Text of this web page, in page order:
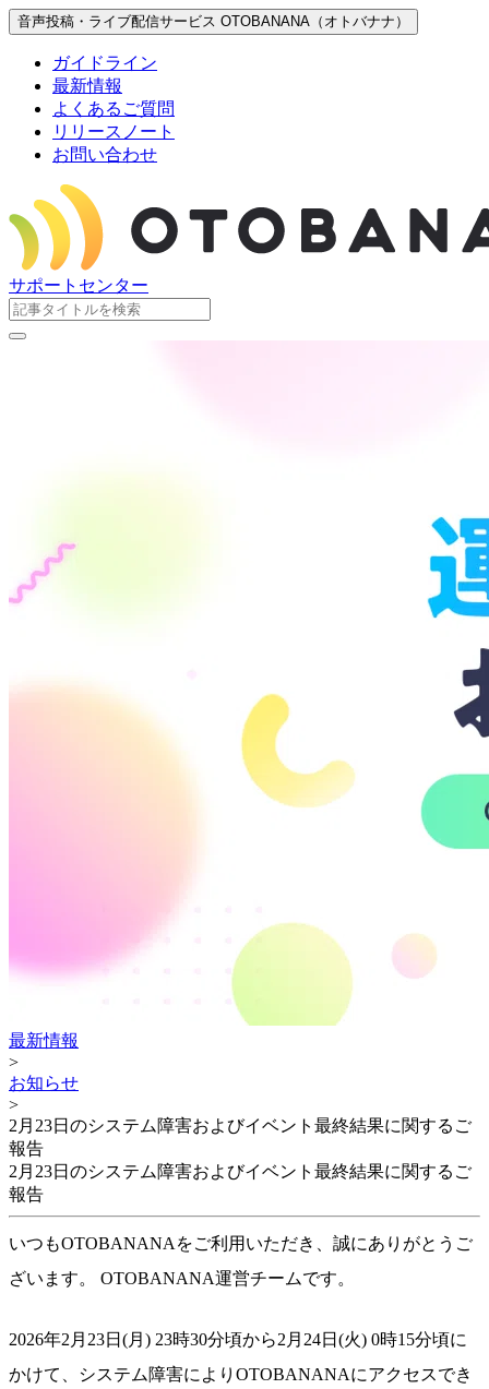
音声投稿・ライブ配信サービス OTOBANANA（オトバナナ）
ガイドライン
最新情報
よくあるご質問
リリースノート
お問い合わせ
サポートセンター
最新情報
>
お知らせ
>
2月23日のシステム障害およびイベント最終結果に関するご
報告
2月23日のシステム障害およびイベント最終結果に関するご
報告
いつもOTOBANANAをご利用いただき、誠にありがとうご
ざいます。 OTOBANANA運営チームです。
2026年2月23日(月) 23時30分頃から2月24日(火) 0時15分頃に
かけて、システム障害によりOTOBANANAにアクセスでき